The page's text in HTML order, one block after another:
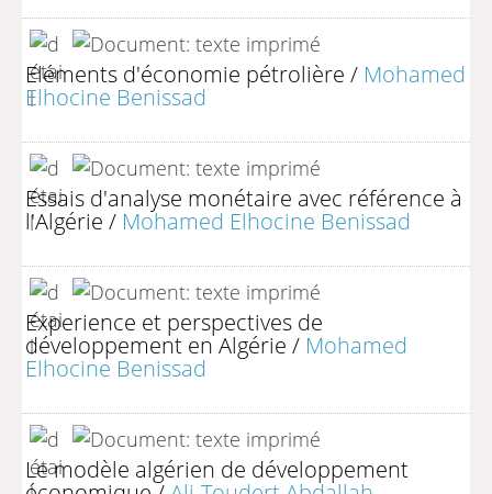
Eléments d'économie pétrolière / Mohamed
Elhocine Benissad
Essais d'analyse monétaire avec référence à
l'Algérie / Mohamed Elhocine Benissad
Experience et perspectives de
développement en Algérie / Mohamed
Elhocine Benissad
Le modèle algérien de développement